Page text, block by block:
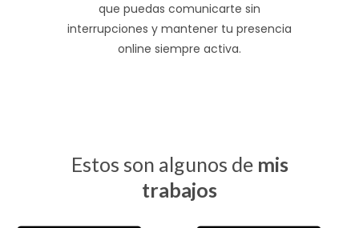
que puedas comunicarte sin
interrupciones y mantener tu presencia
online siempre activa.
Estos son algunos de mis
trabajos